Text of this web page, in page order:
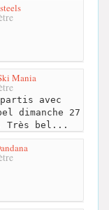
Mania
partis avec
dimanche 27
Très bel...